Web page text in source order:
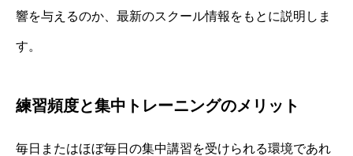
響を与えるのか、最新のスクール情報をもとに説明しま
す。
練習頻度と集中トレーニングのメリット
毎日またはほぼ毎日の集中講習を受けられる環境であれ